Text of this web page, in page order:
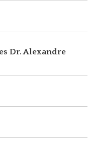
Dr. Alexandre